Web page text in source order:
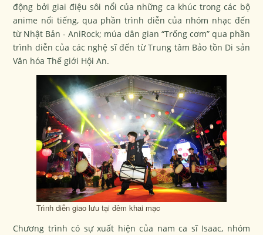
động bởi giai điệu sôi nổi của những ca khúc trong các bộ
anime nổi tiếng, qua phần trình diễn của nhóm nhạc đến
từ Nhật Bản - AniRock; múa dân gian “Trống cơm”qua phần
trình diễn của các nghệ sĩ đến từ Trung tâm Bảo tồn Di sản
Văn hóa Thế giới Hội An.
Trình diễn giao lưu tại đêm khai mạc
Chương trình có sự xuất hiện của nam ca sĩ Isaac, nhóm